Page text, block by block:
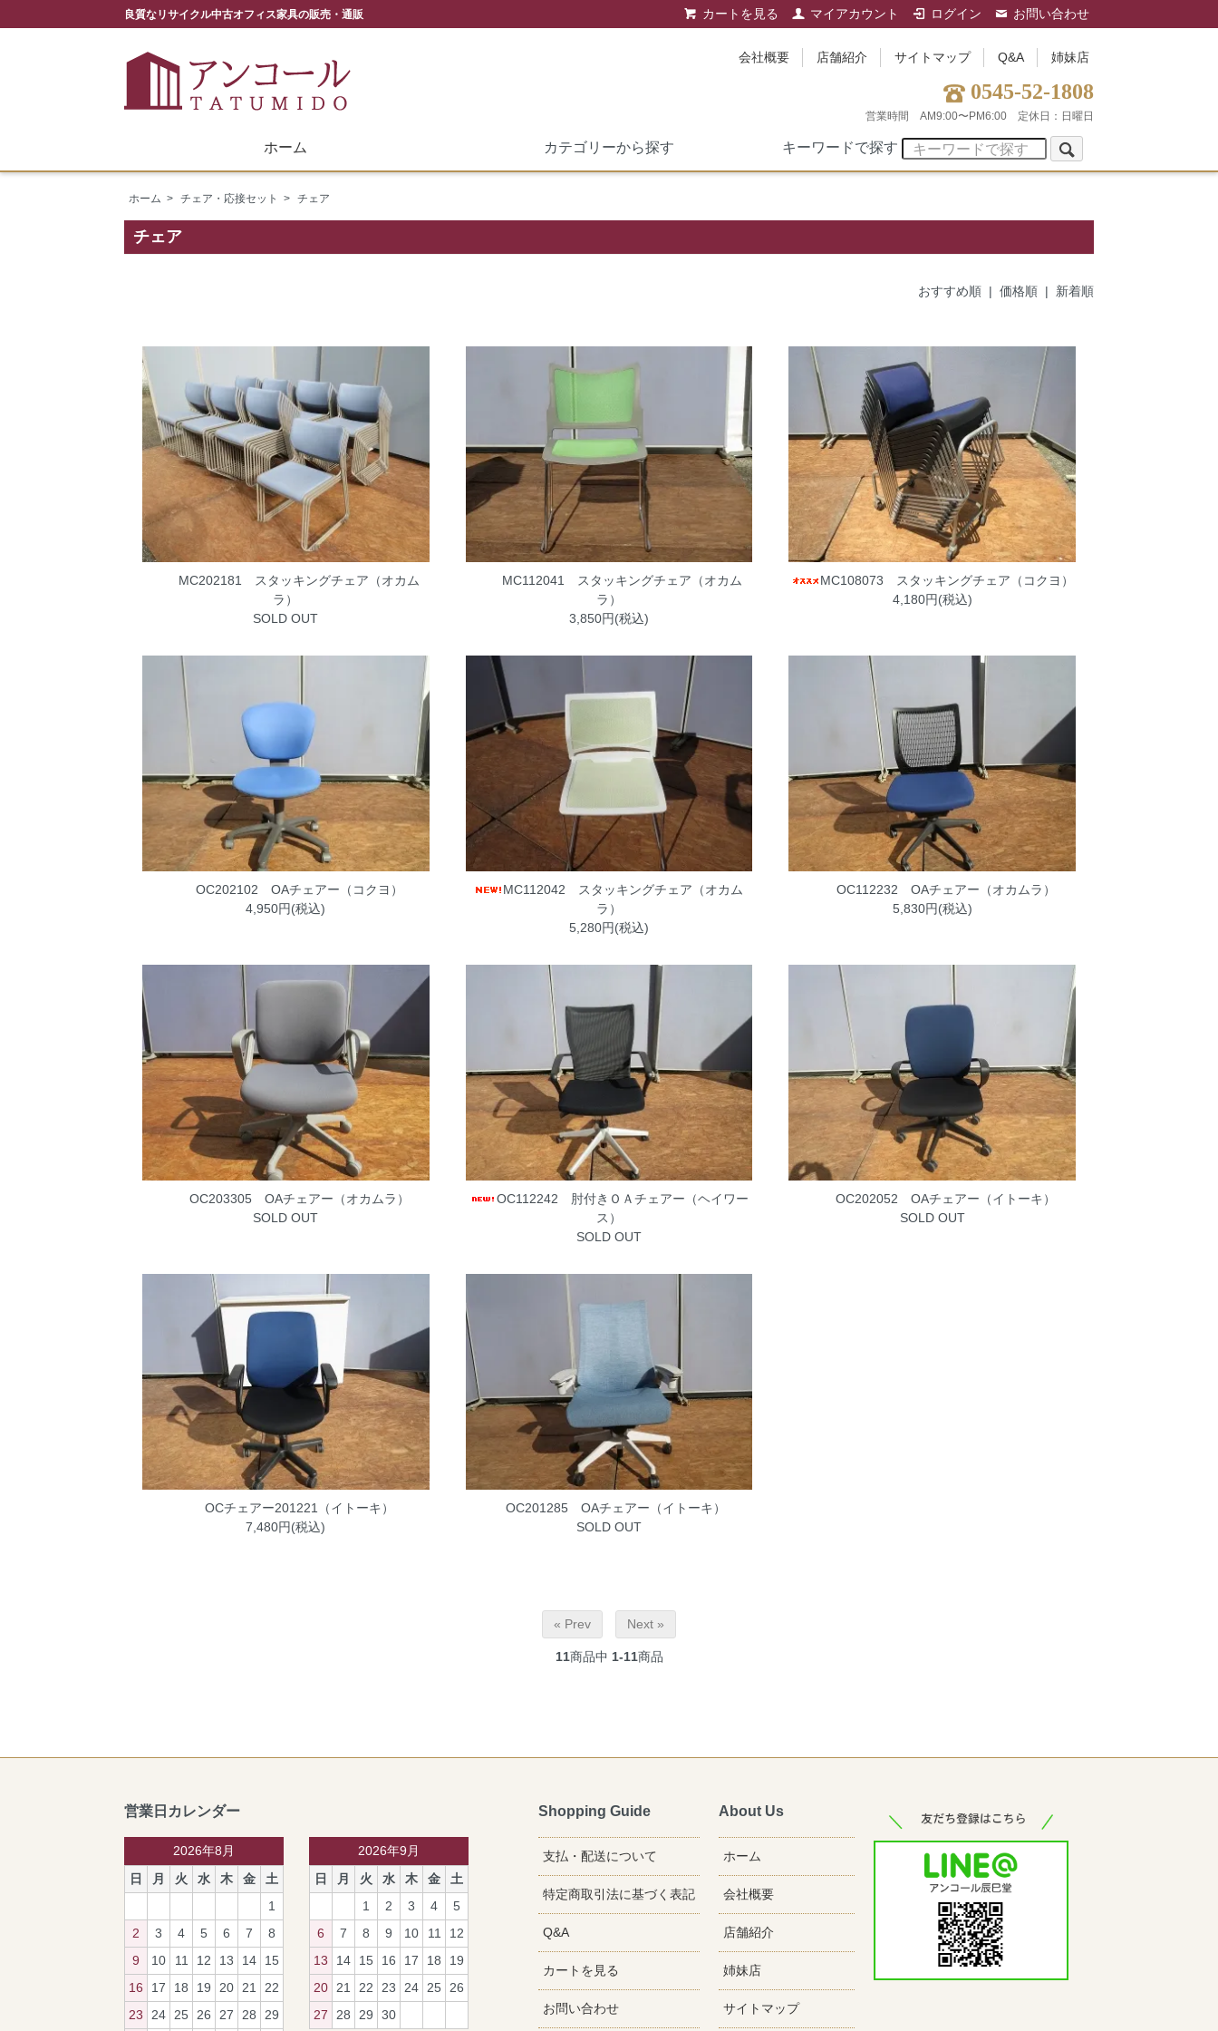
カートを見る マイアカウント ログイン お問い合わせ
良質なリサイクル中古オフィス家具の販売・通販
会社概要 店舗紹介 サイトマップ Q&A 姉妹店
0545-52-1808
営業時間 AM9:00〜PM6:00 定休日：日曜日
ホーム カテゴリーから探す キーワードで探す
ホーム > チェア・応接セット > チェア
チェア
おすすめ順 | 価格順 | 新着順
MC202181 スタッキングチェア（オカム
ラ）
SOLD OUT
MC112041 スタッキングチェア（オカム
ラ）
3,850円(税込)
MC108073 スタッキングチェア（コクヨ）
4,180円(税込)
OC202102 OAチェアー（コクヨ）
4,950円(税込)
MC112042 スタッキングチェア（オカム
ラ）
5,280円(税込)
OC112232 OAチェアー（オカムラ）
5,830円(税込)
OC203305 OAチェアー（オカムラ）
SOLD OUT
OC112242 肘付きＯＡチェアー（ヘイワー
ス）
SOLD OUT
OC202052 OAチェアー（イトーキ）
SOLD OUT
OCチェアー201221（イトーキ）
7,480円(税込)
OC201285 OAチェアー（イトーキ）
SOLD OUT
« Prev Next »
11商品中 1-11商品
営業日カレンダー
2026年8月
日
月 火 水 木 金
土
1
2
3 4 5 6 7
8
9
10 11 12 13 14
15
16
17 18 19 20 21
22
23
24 25 26 27 28 29
2026年9月
日
月 火 水 木 金
土
1
2 3 4
5
6
7 8 9 10 11
12
13
14 15 16 17 18
19
20
21 22 23 24 25
26
27
28 29 30
Shopping Guide
支払・配送について
特定商取引法に基づく表記
Q&A
カートを見る
お問い合わせ
About Us
ホーム
会社概要
店舗紹介
姉妹店
サイトマップ